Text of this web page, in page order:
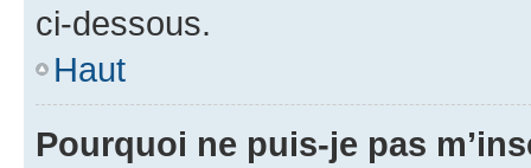
ci-dessous.
Haut
Pourquoi ne puis-je pas